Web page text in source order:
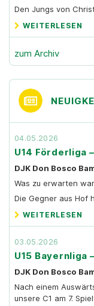
Den Jungs von
WEITERLESEN
zum Archiv
04.05.2026
U14 Förderliga
DJK Don Bosco
Was zu erwarten
Die Gegner aus Hof
WEITERLESEN
03.05.2026
U15 Bayernliga
DJK Don Bosco
Nach einem
unsere C1 am 7.